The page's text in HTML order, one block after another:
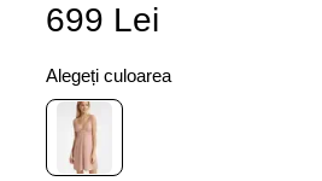
699 Lei
Alegeți culoarea